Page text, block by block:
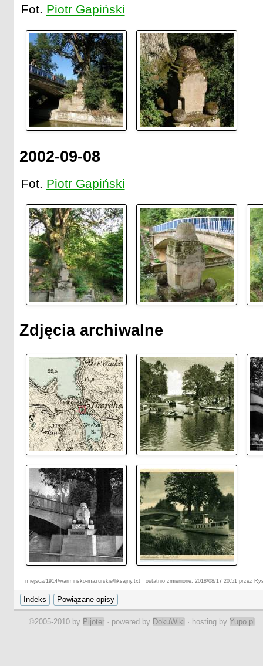
Fot. Piotr Gapiński
2002-09-08
Fot. Piotr Gapiński
Zdjęcia archiwalne
miejsca/1914/warminsko-mazurskie/liksajny.txt · ostatnio zmienione: 2018/08/17 20:51 przez
©2005-2010 by Pijoter · powered by DokuWiki · hosting by Yupo.pl